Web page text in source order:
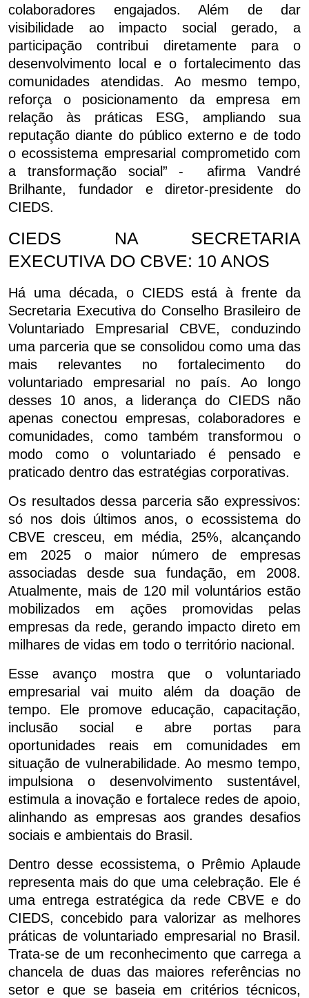
colaboradores engajados. Além de dar
visibilidade ao impacto social gerado, a
participação contribui diretamente para o
desenvolvimento local e o fortalecimento das
comunidades atendidas. Ao mesmo tempo,
reforça o posicionamento da empresa em
relação às práticas ESG, ampliando sua
reputação diante do público externo e de todo
o ecossistema empresarial comprometido com
a transformação social” - afirma Vandré
Brilhante, fundador e diretor-presidente do
CIEDS.
CIEDS NA SECRETARIA
EXECUTIVA DO CBVE: 10 ANOS
Há uma década, o CIEDS está à frente da
Secretaria Executiva do Conselho Brasileiro de
Voluntariado Empresarial CBVE, conduzindo
uma parceria que se consolidou como uma das
mais relevantes no fortalecimento do
voluntariado empresarial no país. Ao longo
desses 10 anos, a liderança do CIEDS não
apenas conectou empresas, colaboradores e
comunidades, como também transformou o
modo como o voluntariado é pensado e
praticado dentro das estratégias corporativas.
Os resultados dessa parceria são expressivos:
só nos dois últimos anos, o ecossistema do
CBVE cresceu, em média, 25%, alcançando
em 2025 o maior número de empresas
associadas desde sua fundação, em 2008.
Atualmente, mais de 120 mil voluntários estão
mobilizados em ações promovidas pelas
empresas da rede, gerando impacto direto em
milhares de vidas em todo o território nacional.
Esse avanço mostra que o voluntariado
empresarial vai muito além da doação de
tempo. Ele promove educação, capacitação,
inclusão social e abre portas para
oportunidades reais em comunidades em
situação de vulnerabilidade. Ao mesmo tempo,
impulsiona o desenvolvimento sustentável,
estimula a inovação e fortalece redes de apoio,
alinhando as empresas aos grandes desafios
sociais e ambientais do Brasil.
Dentro desse ecossistema, o Prêmio Aplaude
representa mais do que uma celebração. Ele é
uma entrega estratégica da rede CBVE e do
CIEDS, concebido para valorizar as melhores
práticas de voluntariado empresarial no Brasil.
Trata-se de um reconhecimento que carrega a
chancela de duas das maiores referências no
setor e que se baseia em critérios técnicos,